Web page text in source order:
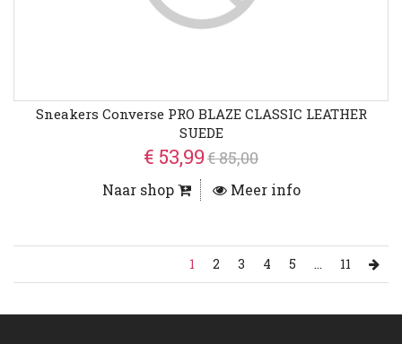
Sneakers Converse PRO BLAZE CLASSIC LEATHER
SUEDE
€ 53,99€ 85,00
Naar shop Meer info
1 2 3 4 5 ... 11